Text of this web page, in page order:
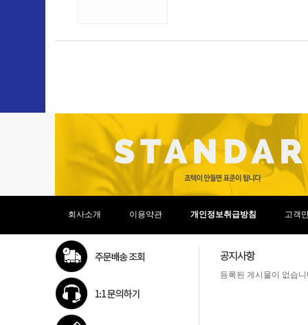
회사소개 이용약관 개인정보취급방침 고객
등록된 게시물이 없습